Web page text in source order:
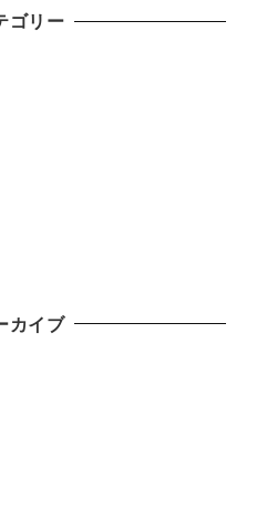
ゴリー
カイブ